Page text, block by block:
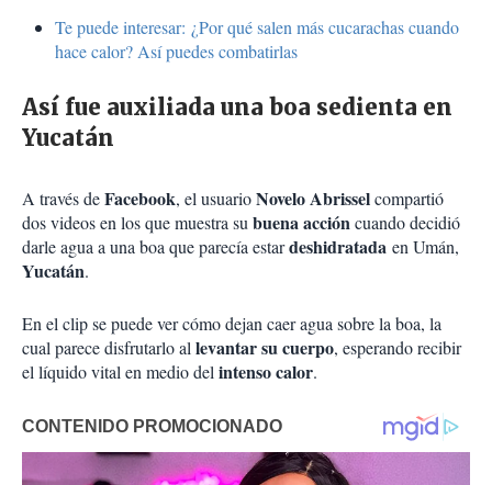
Te puede interesar: ¿Por qué salen más cucarachas cuando
hace calor? Así puedes combatirlas
Así fue auxiliada una boa sedienta en
Yucatán
A través deFacebook, el usuarioNovelo Abrisselcompartió
dos videos en los que muestra subuena accióncuando decidió
darle agua a una boa que parecía estardeshidratada en Umán,
Yucatán.
En el clip se puede ver cómo dejan caer agua sobre la boa, la
cual parece disfrutarlo allevantar su cuerpo, esperando recibir
el líquido vital en medio delintenso calor.